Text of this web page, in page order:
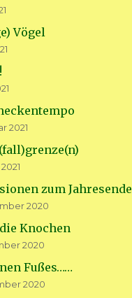
Vögel
2021
zum Jahresende
2020
Knochen
2020
Fußes……
2020